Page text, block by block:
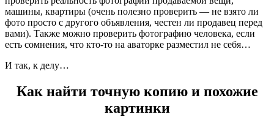
машины, квартиры (очень полезно проверить — не взято ли
фото просто с другого объявления, честен ли продавец перед
вами). Также можно проверить фотографию человека, если
есть сомнения, что кто-то на аваторке разместил не себя…
И так, к делу…
Как найти точную копию и похожие
картинки